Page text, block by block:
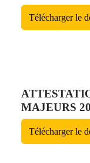
Télécharger le
MAJEURS
Télécharger le